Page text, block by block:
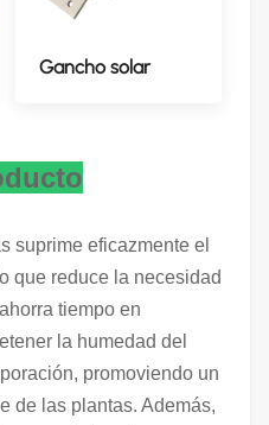
Gancho solar
suprime eficazmente el
que reduce la necesidad
tiempo en
la humedad del
promoviendo un
de las plantas. Además,